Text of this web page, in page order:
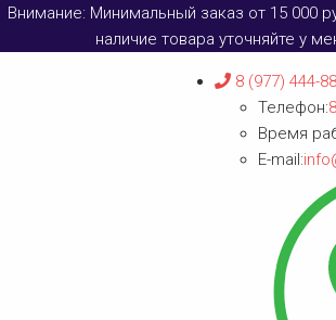
Внимание: Минимальный заказ от 15 000
наличие товара уточняйте у
8 (977) 444-
Телефон:
Время
E-mail: